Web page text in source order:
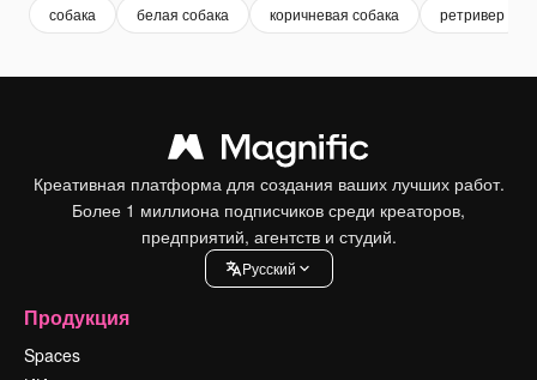
собака белая собака коричневая собака ретривер
Креативная платформа для создания ваших лучших работ.
Более 1 миллиона подписчиков среди креаторов,
предприятий, агентств и студий.
Pусский
Продукция
Spaces